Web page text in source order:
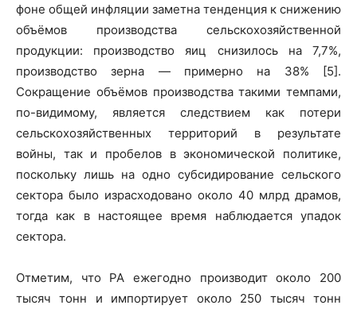
фоне общей инфляции заметна тенденция к снижению
объёмов производства сельскохозяйственной
продукции: производство яиц снизилось на 7,7%,
производство зерна — примерно на 38% [5].
Сокращение объёмов производства такими темпами,
по-видимому, является следствием как потери
сельскохозяйственных территорий в результате
войны, так и пробелов в экономической политике,
поскольку лишь на одно субсидирование сельского
сектора было израсходовано около 40 млрд драмов,
тогда как в настоящее время наблюдается упадок
сектора.
Отметим, что РА ежегодно производит около 200
тысяч тонн и импортирует около 250 тысяч тонн